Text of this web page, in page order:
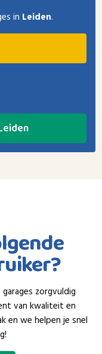
in Leiden.
zorgvuldig
van kwaliteit en
en we helpen je snel